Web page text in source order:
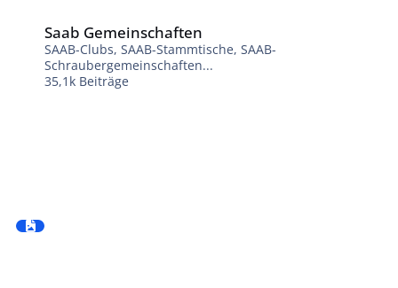
Saab Gemeinschaften
SAAB-Clubs, SAAB-Stammtische, SAAB-
Schraubergemeinschaften...
35,1k Beiträge